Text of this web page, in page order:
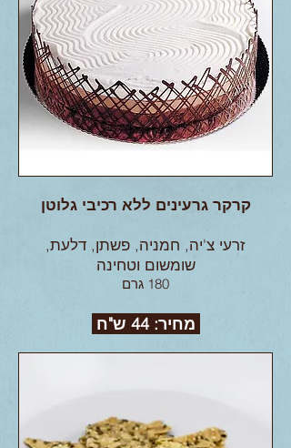
קרקר גרעינים ללא רכיבי גלוטן
זרעי צ'יה, חמניה, פשתן, דלעת,
שומשום וטחינה
180 גרם
מחיר: 44 ש"ח